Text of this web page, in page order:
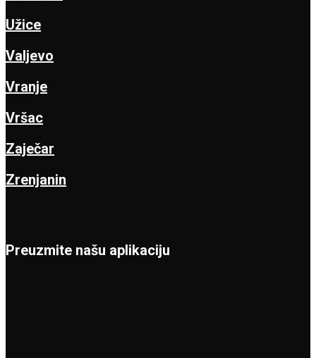
Užice
Valjevo
Vranje
Vršac
Zaječar
Zrenjanin
Preuzmite našu aplikaciju